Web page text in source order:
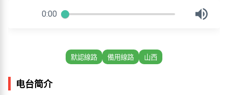
默認線路 備用線路 山西
电台简介